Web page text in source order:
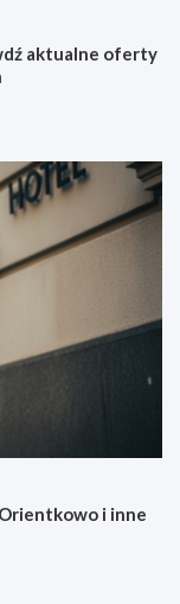
aktualne oferty
i inne